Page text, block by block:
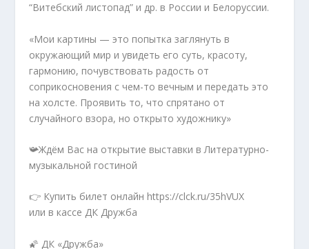
“Витебский листопад” и др. в России и Белоруссии.
«Мои картины — это попытка заглянуть в
окружающий мир и увидеть его суть, красоту,
гармонию, почувствовать радость от
соприкосновения с чем-то вечным и передать это
на холсте. Проявить то, что спрятано от
случайного взора, но открыто художнику»
📯Ждём Вас на открытие выставки в Литературно-
музыкальной гостиной
👉 Купить билет онлайн https://clck.ru/35hVUX
или в кассе ДК Дружба
🌠 ДК «Дружба»